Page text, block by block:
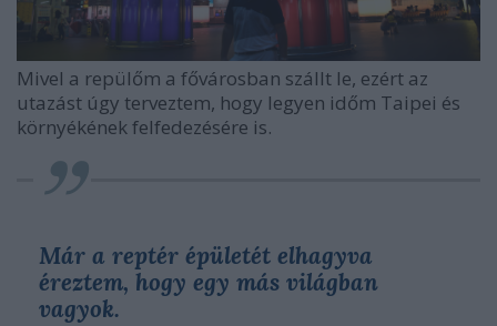
Mivel a repülőm a fővárosban szállt le, ezért az
utazást úgy terveztem, hogy legyen időm Taipei és
környékének felfedezésére is.
Már a reptér épületét elhagyva
éreztem, hogy egy más világban
vagyok.